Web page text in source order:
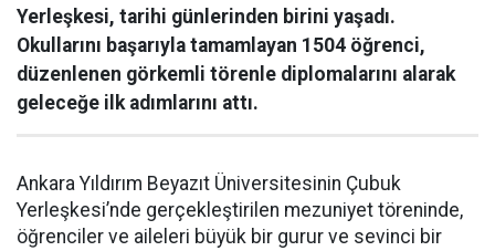
Yerleşkesi, tarihi günlerinden birini yaşadı.
Okullarını başarıyla tamamlayan 1504 öğrenci,
düzenlenen görkemli törenle diplomalarını alarak
geleceğe ilk adımlarını attı.
Ankara Yıldırım Beyazıt Üniversitesinin Çubuk
Yerleşkesi’nde gerçekleştirilen mezuniyet töreninde,
öğrenciler ve aileleri büyük bir gurur ve sevinci bir